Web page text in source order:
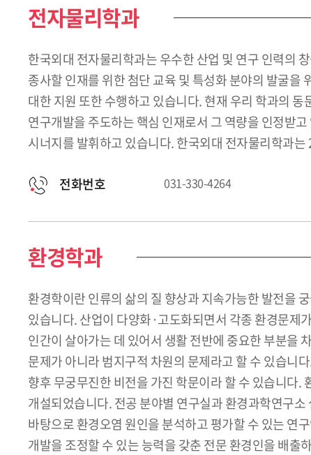
전자물리학과
한국외대 전자물리학과는 우수한 산업 및 연구 인력의
종사할 인재를 위한 첨단 교육 및 특성화 분야의 발굴을
대한 지원 또한 수행하고 있습니다. 현재 우리 학과의
연구개발을 주도하는 핵심 인재로서 그 역량을 인정받
시너지를 발휘하고 있습니다. 한국외대 전자물리학과
전화번호 031-330-4264
환경학과
환경학이란 인류의 삶의 질 향상과 지속가능한 발전을
있습니다. 산업이 다양화·고도화되면서 각종 환경문제
인간이 살아가는 데 있어서 생활 전반에 중요한 부분을
문제가 아니라 범지구적 차원의 문제라고 할 수 있습니
향후 무궁무진한 비전을 가진 학문이라 할 수 있습니다
개설되었습니다. 전공 분야별 연구실과 환경과학연구
바탕으로 환경오염 원인을 분석하고 평가할 수 있는 연
개발을 조정할 수 있는 능력을 갖춘 전문 환경인을 배